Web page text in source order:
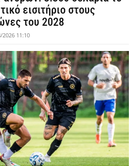
εισιτήριο στους
του 2028
2026 11:10